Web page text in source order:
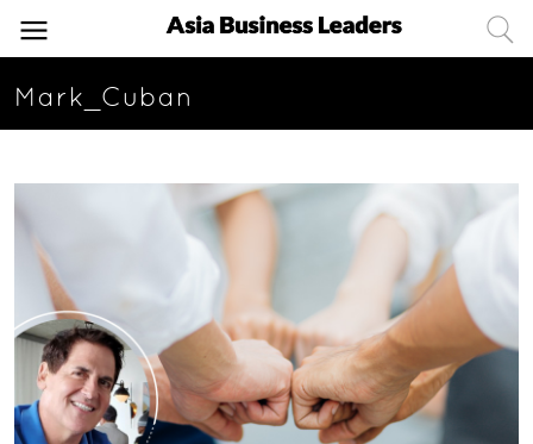
Mark_Cuban